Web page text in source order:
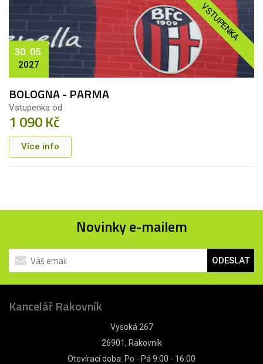
VSTUPENKA
30. 05.
2027
BOLOGNA - PARMA
Vstupenka od
1 090 Kč
Více info
Novinky e-mailem
ODESLAT
Kancelář Rakovník
Vysoká 267
26901, Rakovník
Otevírací doba: Po - Pá 9:00 - 16:00